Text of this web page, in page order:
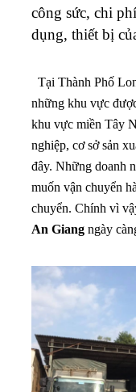
công sức, chi
dụng, thiết bị
Tại Thành Phố
những khu vực
khu vực miền Tây
nghiệp, cơ sở sản
đây. Những doanh
muốn vận chuyển
chuyển. Chính vì
An Giang ngày